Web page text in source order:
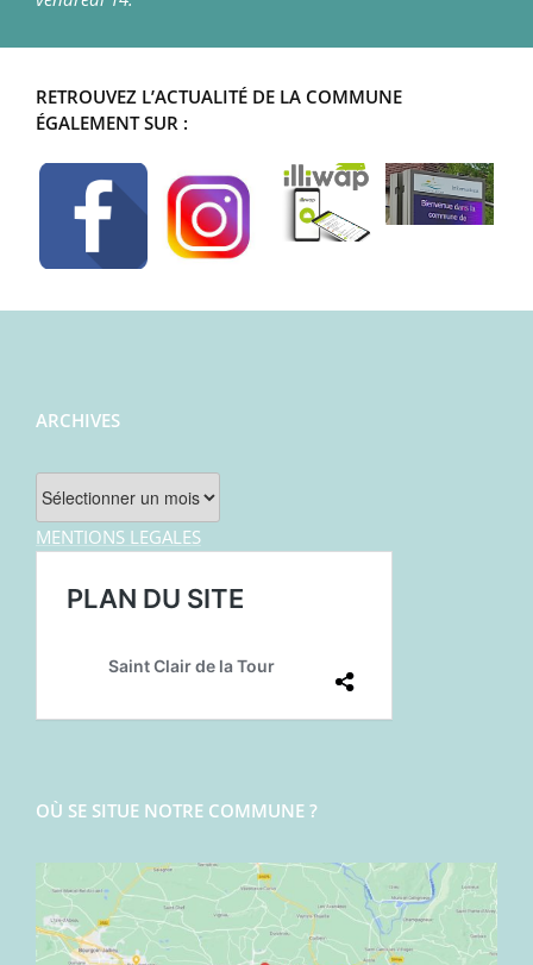
RETROUVEZ L’ACTUALITÉ DE LA COMMUNE
ÉGALEMENT SUR :
ARCHIVES
Archives
MENTIONS LEGALES
OÙ SE SITUE NOTRE COMMUNE ?